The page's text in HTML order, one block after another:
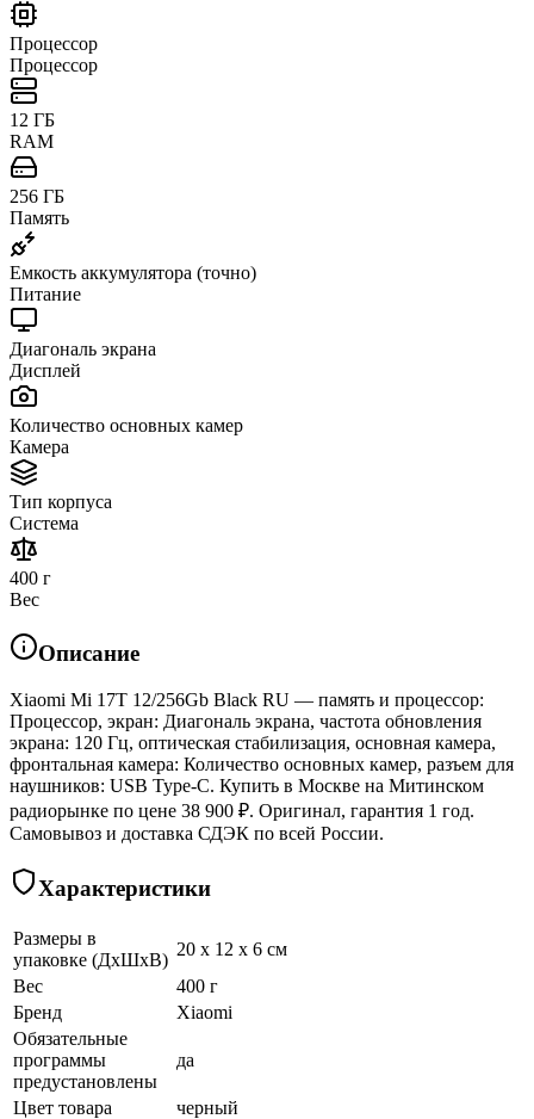
Процессор
Процессор
12 ГБ
RAM
256 ГБ
Память
Емкость аккумулятора (точно)
Питание
Диагональ экрана
Дисплей
Количество основных камер
Камера
Тип корпуса
Система
400 г
Вес
Описание
Xiaomi Mi 17T 12/256Gb Black RU — память и процессор:
Процессор, экран: Диагональ экрана, частота обновления
экрана: 120 Гц, оптическая стабилизация, основная камера,
фронтальная камера: Количество основных камер, разъем для
наушников: USB Type-C. Купить в Москве на Митинском
радиорынке по цене 38 900 ₽. Оригинал, гарантия 1 год.
Самовывоз и доставка СДЭК по всей России.
Характеристики
Размеры в
упаковке (ДхШхВ)
20 x 12 x 6 см
Вес
400 г
Бренд
Xiaomi
Обязательные
программы
предустановлены
да
Цвет товара
черный